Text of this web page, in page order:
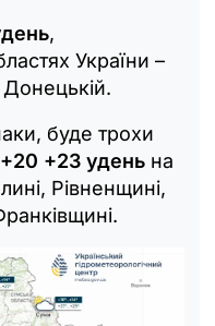
,
України –
буде трохи
+20 +23 удень на
Рівненщині,